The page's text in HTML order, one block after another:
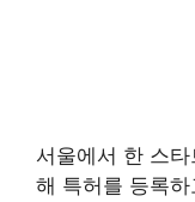
서울에서 한 스
해 특허를 등록